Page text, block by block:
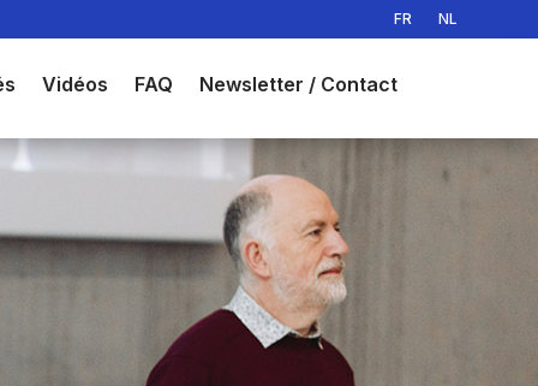
FR NL
Vidéos FAQ
Newsletter / Contact